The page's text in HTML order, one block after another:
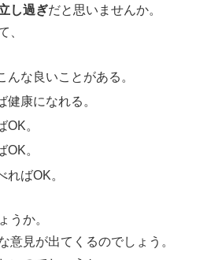
し過ぎだと思いませんか。
、
んな良いことがある。
健康になれる。
OK。
OK。
ればOK。
うか。
意見が出てくるのでしょう。